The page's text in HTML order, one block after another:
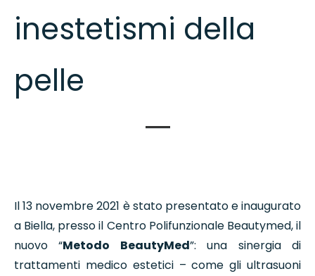
inestetismi della
pelle
Il 13 novembre 2021 è stato presentato e inaugurato
a Biella, presso il Centro Polifunzionale Beautymed, il
nuovo “Metodo BeautyMed”: una sinergia di
trattamenti medico estetici – come gli ultrasuoni